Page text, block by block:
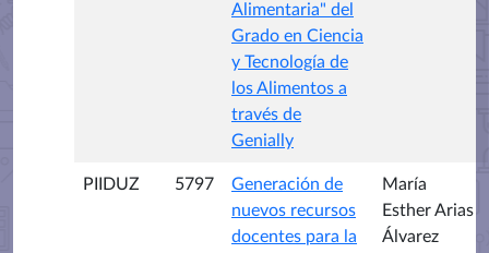
Alimentaria" del
Grado en Ciencia
y Tecnología de
los Alimentos a
través de
Genially
PIIDUZ 5797
Generación de
nuevos recursos
docentes para la
María
Esther Arias
Álvarez